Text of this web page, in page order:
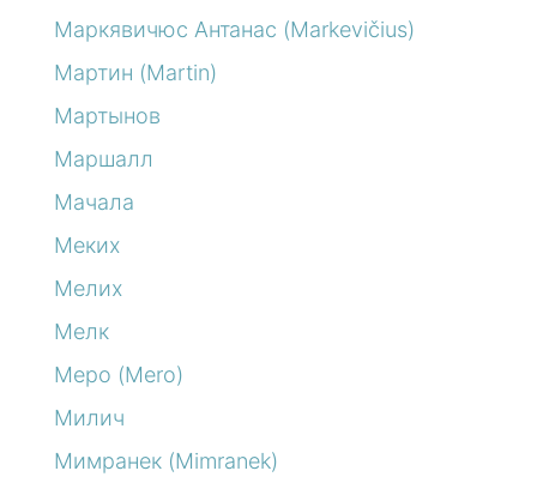
Маркявичюс Антанас (Markevičius)
Мартин (Martin)
Мартынов
Маршалл
Мачала
Меких
Мелих
Мелк
Меро (Mero)
Милич
Мимранек (Mimranek)